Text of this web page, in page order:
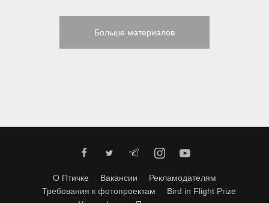
Больше материалов
О Птичке Вакансии
Рекламодателям
Требования к фотопроектам
Bird in Flight Prize